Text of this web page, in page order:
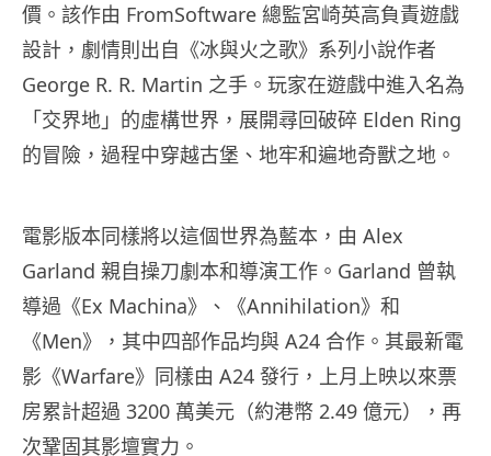
價。該作由 FromSoftware 總監宮崎英高負責遊戲
設計，劇情則出自《冰與火之歌》系列小說作者
George R. R. Martin 之手。玩家在遊戲中進入名為
「交界地」的虛構世界，展開尋回破碎 Elden Ring
的冒險，過程中穿越古堡、地牢和遍地奇獸之地。
電影版本同樣將以這個世界為藍本，由 Alex
Garland 親自操刀劇本和導演工作。Garland 曾執
導過《Ex Machina》、《Annihilation》和
《Men》，其中四部作品均與 A24 合作。其最新電
影《Warfare》同樣由 A24 發行，上月上映以來票
房累計超過 3200 萬美元（約港幣 2.49 億元），再
次鞏固其影壇實力。